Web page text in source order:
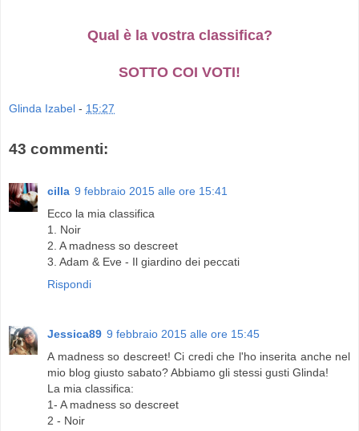
Qual è la vostra classifica?
SOTTO COI VOTI!
Glinda Izabel - 15:27
43 commenti:
cilla 9 febbraio 2015 alle ore 15:41
Ecco la mia classifica
1. Noir
2. A madness so descreet
3. Adam & Eve - Il giardino dei peccati
Rispondi
Jessica89 9 febbraio 2015 alle ore 15:45
A madness so descreet! Ci credi che l'ho inserita anche nel
mio blog giusto sabato? Abbiamo gli stessi gusti Glinda!
La mia classifica:
1- A madness so descreet
2 - Noir